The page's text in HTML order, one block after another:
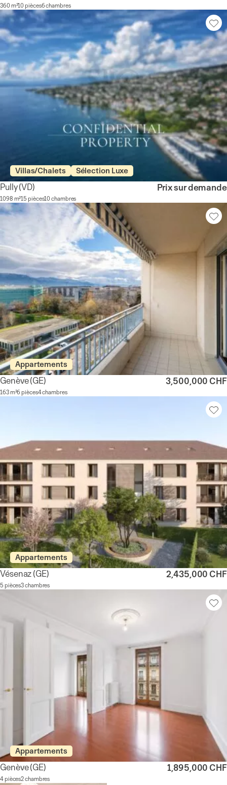
360 m²10 pièces6 chambres
Villas/Chalets Sélection Luxe
Pully(VD)
1098 m²15 pièces10 chambres
Prix sur demande
Appartements
Genève(GE)
163 m²6 pièces4 chambres
3,500,000 CHF
Appartements
Vésenaz(GE)
5 pièces3 chambres
2,435,000 CHF
Appartements
Genève(GE)
4 pièces2 chambres
1,895,000 CHF